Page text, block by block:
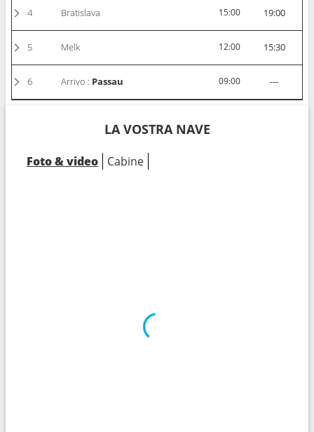
4 Bratislava 15:00 19:00
5 Melk 12:00 15:30
6 Arrivo : Passau 09:00 ---
LA VOSTRA NAVE
Foto & video Cabine